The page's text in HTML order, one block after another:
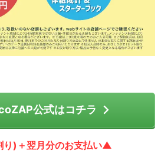
公式はコチラ
)＋翌月分のお支払い▲